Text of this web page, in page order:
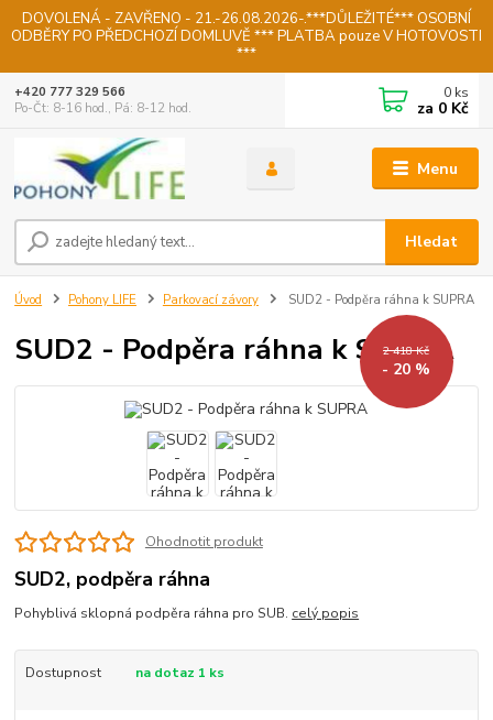
DOVOLENÁ - ZAVŘENO - 21.-26.08.2026-.***DŮLEŽITÉ*** OSOBNÍ
ODBĚRY PO PŘEDCHOZÍ DOMLUVĚ *** PLATBA pouze V HOTOVOSTI
***
Menu
Hledat
+420 777 329 566
Po-Čt: 8-16 hod., Pá: 8-12 hod.
0 ks
za 0 Kč
Úvod Pohony LIFE Parkovací závory SUD2 - Podpěra ráhna k SUPRA
SUD2 - Podpěra ráhna k SUPRA
2 418 Kč
- 20 %
Ohodnotit produkt
SUD2, podpěra ráhna
Pohyblivá sklopná podpěra ráhna pro SUB. celý popis
Dostupnost na dotaz 1 ks